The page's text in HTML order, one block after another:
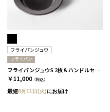
フライパンジュウ
フライパン
フライパンジュウS 2枚＆ハンドルセット
￥11,000 （税込）
最短8月11日(火)にお届け